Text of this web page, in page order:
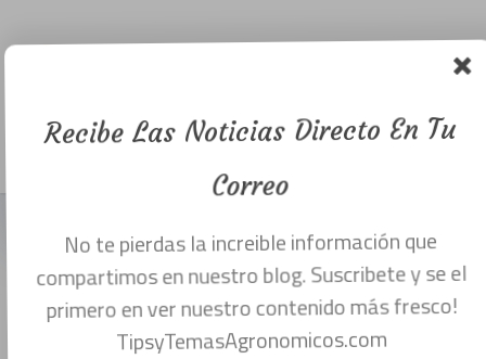
sus tipos de
las malezas.
noviembre 24, 2017
HERBICIDAS Y SUS TIPOS DE ACCIÓN
SOBRE LAS MALEZAS.
Los herbicidas son efectivos para matar
Recibe Las Noticias Directo En Tu
Correo
No te pierdas la increible información que
compartimos en nuestro blog. Suscribete y se el
primero en ver nuestro contenido más fresco!
TipsyTemasAgronomicos.com